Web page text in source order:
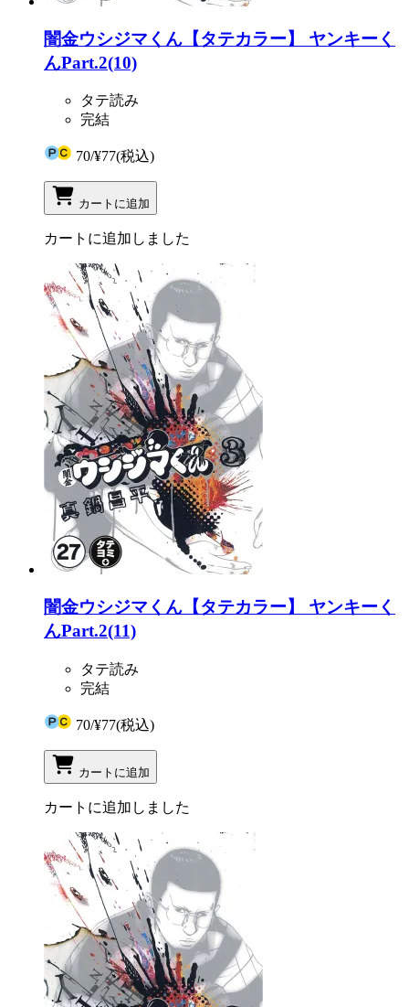
闇金ウシジマくん【タテカラー】 ヤンキーく
んPart.2(10)
タテ読み
完結
70/¥77(税込)
カートに追加
カートに追加しました
闇金ウシジマくん【タテカラー】 ヤンキーく
んPart.2(11)
タテ読み
完結
70/¥77(税込)
カートに追加
カートに追加しました